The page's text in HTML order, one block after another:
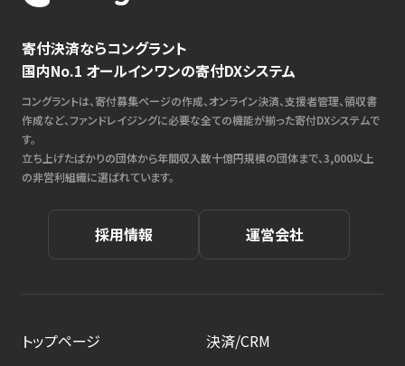
寄付決済ならコングラント
国内No.1 オールインワンの寄付DXシステム
コングラントは、寄付募集ページの作成、オンライン決済、支援者管理、領収書
作成など、ファンドレイジングに必要な全ての機能が揃った寄付DXシステムで
す。
立ち上げたばかりの団体から年間収入数十億円規模の団体まで、3,000以上
の非営利組織に選ばれています。
採用情報 運営会社
トップページ
決済/CRM